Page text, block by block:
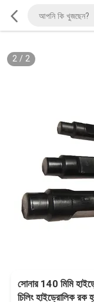
2/ 2
সোনার 140 মিমি
চিলিং হাইড্রোলিক রক